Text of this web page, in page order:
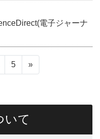
いて
電子ジャーナ
5 »